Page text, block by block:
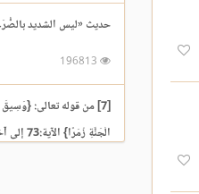
حديث «ليس الشديد
[7] من قوله تعالى: {وَسِيقَ
الْجَنَّةِ زُمَرًا} الآية:73 إلى آخر السورة